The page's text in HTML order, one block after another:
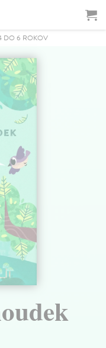
DO 6 ROKOV